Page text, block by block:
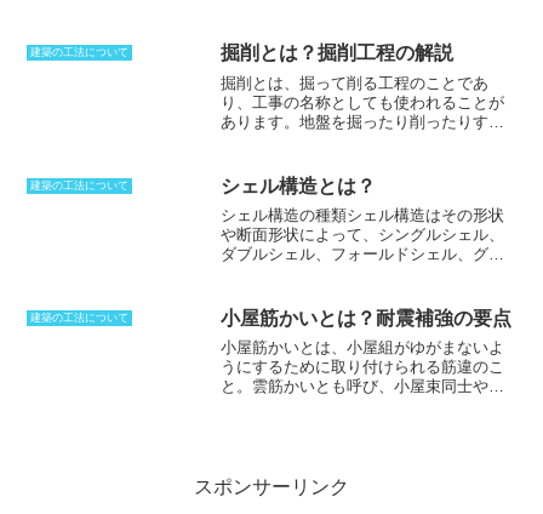
することになるため、内部への熱影響を遮断する。コンクリートは、
熱の伝導が高いため、どうしても外側の熱に影響されるが、遮断する
ことによって快適な環境とすることができるようになり、省エネにも
なる。外側で断熱するため、結露にも強くなる服地効果を持つ。木造
でも外張り断熱工法が行なわれることがあるが、釘が効かない素材と
建築の工法について 掘削とは？掘削工程の解説
掘削とは、掘って削る工程のことであ
り、工事の名称としても使われることが
あります。地盤を掘ったり削ったりする
を使って人力で行われていましたが、人
間の力では効率が良くありませんでし
た。道具の強度があがったこともあり、
工作機を使うようになりました。人力で
行う場合にも、ブレーカーやチッパーと
ォータージェットも活用されています。
大規模な掘削の際には、火薬を使って爆
破する発破があります。火薬の破壊力に
よって掘削する方法ですが、音が大きい
ため、静穏で工事ができる化学反応で膨
建築の工法について シェル構造とは？
シェル構造の種類シェル構造はその形状
や断面形状によって、 シングルシェル、
ダブルシェル、 フォールドシェル、 グリ
板を用いた最も基本的なシェル構造で、
球体や局面が持っている外圧に対する力
を逃す構造を利用している。ダブルシェ
ル は、2枚の曲面状の薄い板の間を空気層
で仕切った構造で、断熱性や遮音性に優
い板を格子状に組み合わせて構成した構
建築の工法について 小屋筋かいとは？耐震補強の要点
小屋筋かいとは、小屋組がゆがまないよ
うにするために取り付けられる筋違のこ
と 。雲筋かいとも呼び、小屋束同士や棟
震補強の施策のひとつとしての効果があ
る。和式小屋組は、どうしても脆弱な部
スポンサーリンク